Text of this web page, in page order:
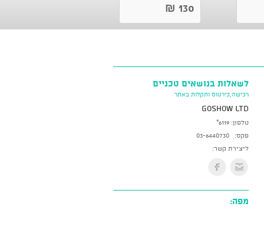
130 ₪
לשאלות בנושאים טכניים
רכישה,כירטוס ותקלות באתר
GoShow LTD
טלפון: *6119
פקס:
03-6440730
ליצירת קשר:
מפה: